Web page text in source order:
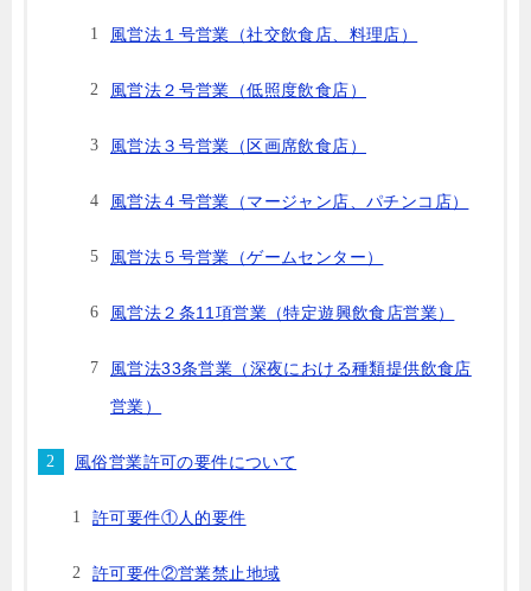
風営法１号営業（社交飲食店、料理店）
風営法２号営業（低照度飲食店）
風営法３号営業（区画席飲食店）
風営法４号営業（マージャン店、パチンコ店）
風営法５号営業（ゲームセンター）
風営法２条11項営業（特定遊興飲食店営業）
風営法33条営業（深夜における種類提供飲食店
営業）
風俗営業許可の要件について
許可要件①人的要件
許可要件②営業禁止地域